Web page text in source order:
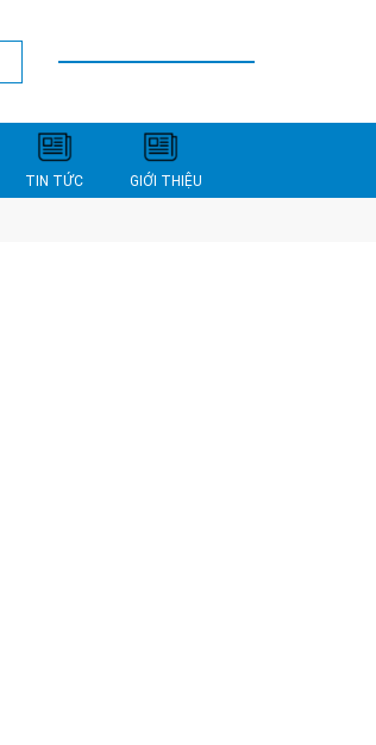
TIN TỨC GIỚI THIỆU